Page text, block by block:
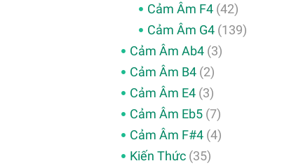
Cảm Âm F4(42)
Cảm Âm G4(139)
Cảm Âm Ab4(3)
Cảm Âm B4(2)
Cảm Âm E4(3)
Cảm Âm Eb5(7)
Cảm Âm F#4(4)
Kiến Thức(35)